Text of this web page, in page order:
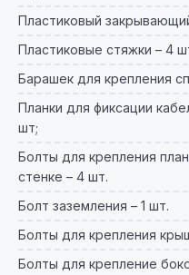
Пластиковый
Пластиковые стяжки – 4
Барашек для крепления
Планки для фиксации
шт;
Болты для крепления
стенке – 4 шт.
Болт заземления – 1 шт.
Болты для крепления
Болты для крепление